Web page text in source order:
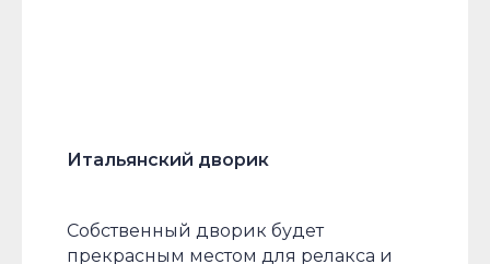
Итальянский дворик
Собственный дворик будет
прекрасным местом для релакса и